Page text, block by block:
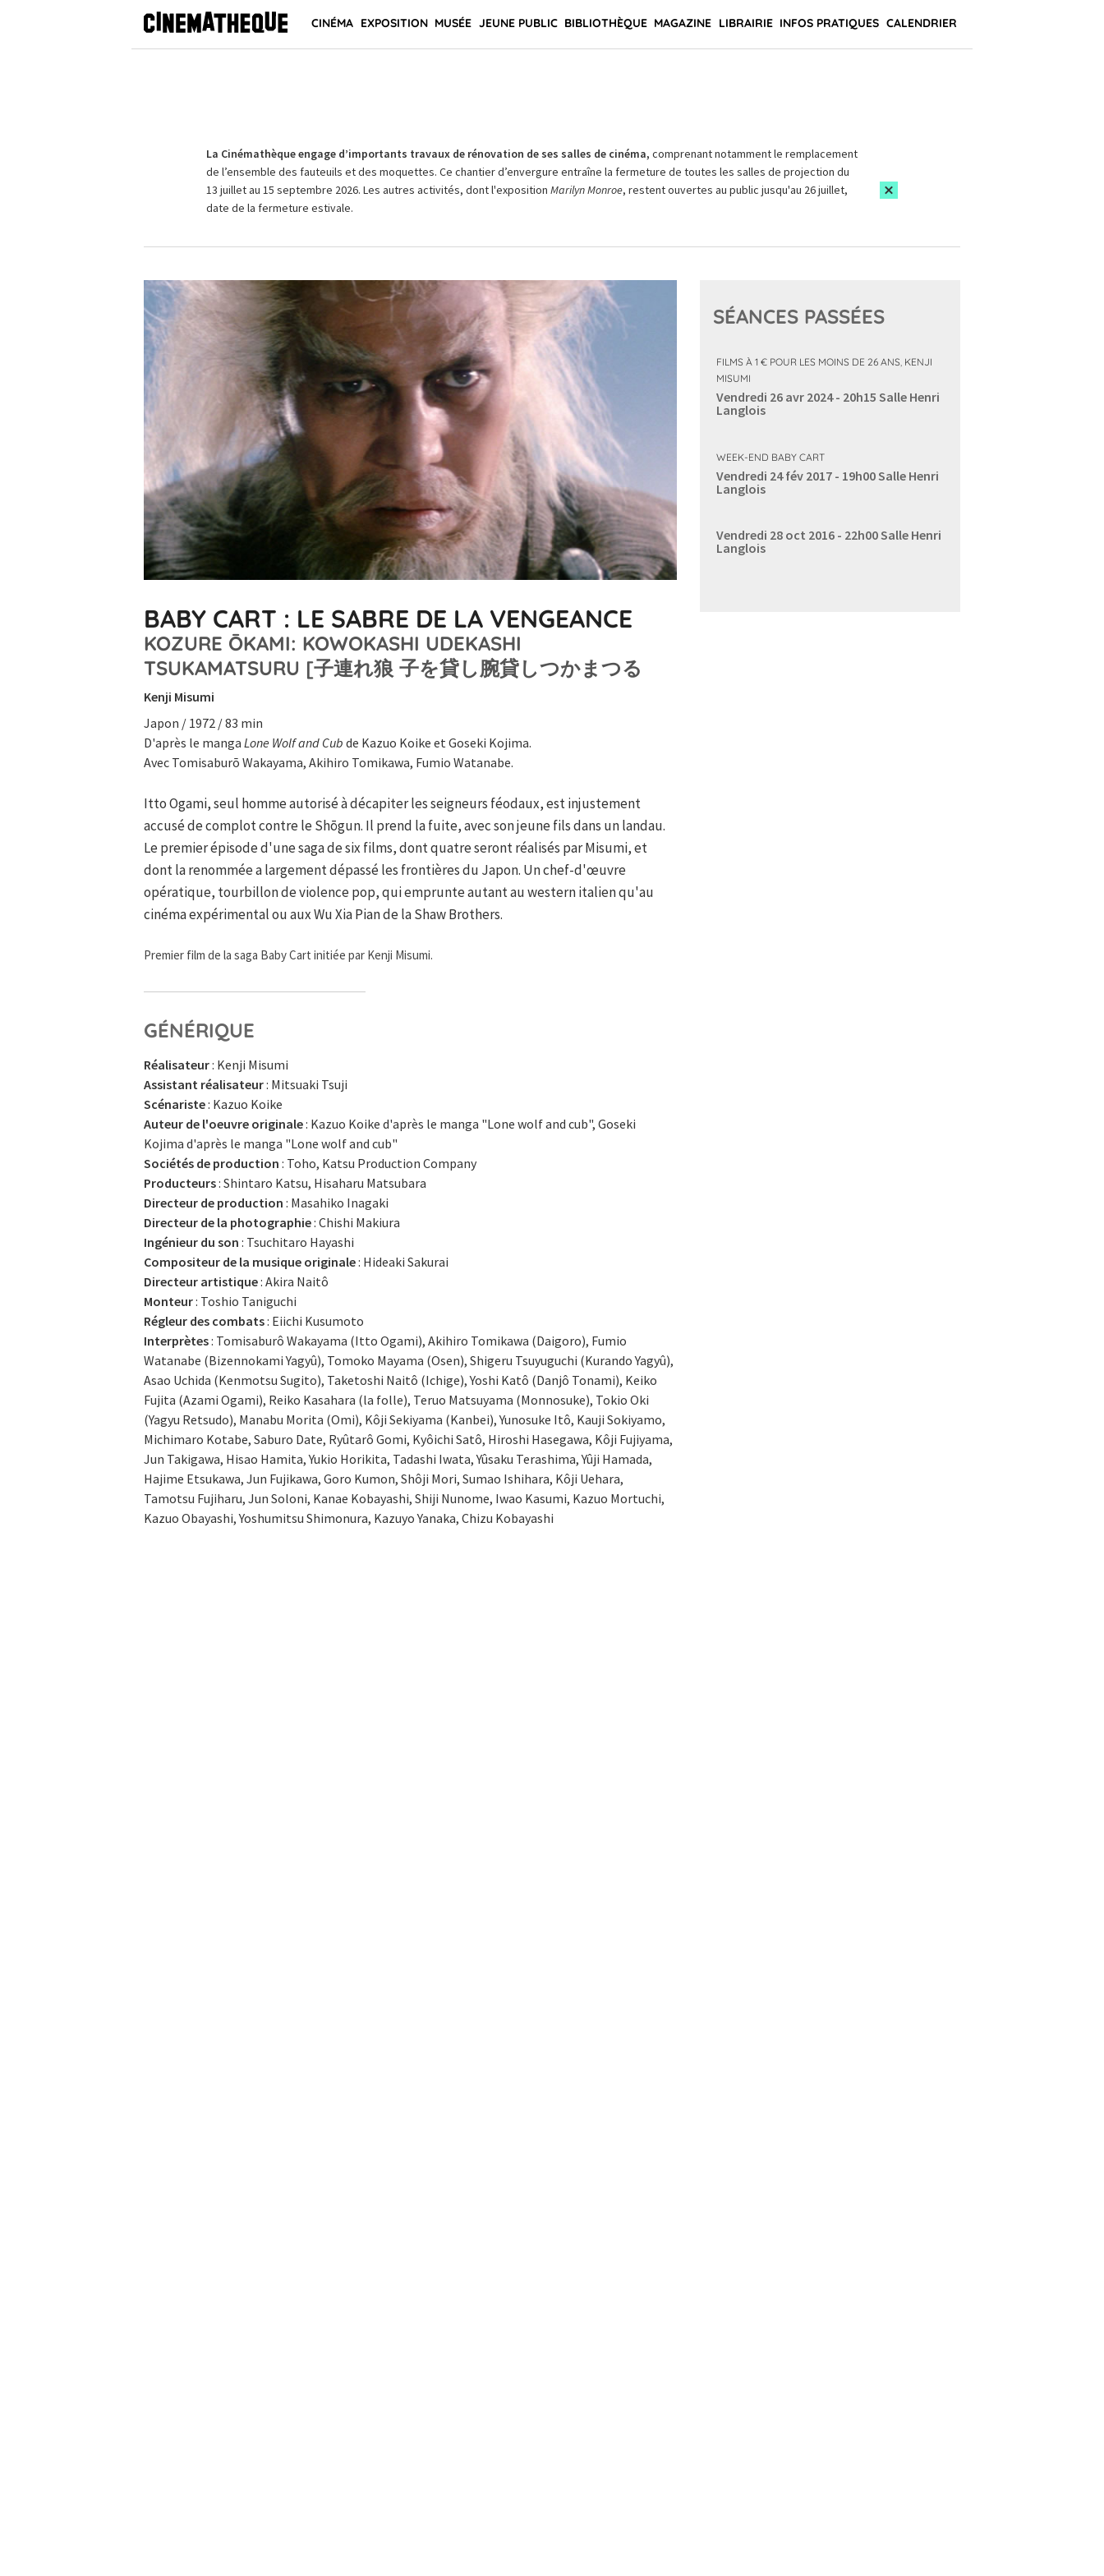
CINÉMA EXPOSITION MUSÉE JEUNE PUBLIC BIBLIOTHÈQUE MAGAZINE LIBRAIRIE INFOS PRATIQUES CALENDRIER
La Cinémathèque engage d’importants travaux de rénovation de ses salles de cinéma, comprenant notamment le remplacement
de l’ensemble des fauteuils et des moquettes. Ce chantier d’envergure entraîne la fermeture de toutes les salles de projection du
13 juillet au 15 septembre 2026. Les autres activités, dont l'exposition Marilyn Monroe, restent ouvertes au public jusqu'au 26 juillet,
date de la fermeture estivale.
BABY CART : LE SABRE DE LA VENGEANCE
KOZURE ŌKAMI: KOWOKASHI UDEKASHI
TSUKAMATSURU [子連れ狼 子を貸し腕貸しつかまつる
Kenji Misumi
Japon / 1972 / 83 min
D'après le manga Lone Wolf and Cub de Kazuo Koike et Goseki Kojima.
Avec Tomisaburō Wakayama, Akihiro Tomikawa, Fumio Watanabe.
Itto Ogami, seul homme autorisé à décapiter les seigneurs féodaux, est injustement
accusé de complot contre le Shōgun. Il prend la fuite, avec son jeune fils dans un landau.
Le premier épisode d'une saga de six films, dont quatre seront réalisés par Misumi, et
dont la renommée a largement dépassé les frontières du Japon. Un chef-d'œuvre
opératique, tourbillon de violence pop, qui emprunte autant au western italien qu'au
cinéma expérimental ou aux Wu Xia Pian de la Shaw Brothers.
Premier film de la saga Baby Cart initiée par Kenji Misumi.
GÉNÉRIQUE
Réalisateur: Kenji Misumi
Assistant réalisateur: Mitsuaki Tsuji
Scénariste: Kazuo Koike
Auteur de l'oeuvre originale: Kazuo Koike d'après le manga "Lone wolf and cub", Goseki
Kojima d'après le manga "Lone wolf and cub"
Sociétés de production : Toho, Katsu Production Company
Producteurs: Shintaro Katsu, Hisaharu Matsubara
Directeur de production : Masahiko Inagaki
Directeur de la photographie: Chishi Makiura
Ingénieur du son : Tsuchitaro Hayashi
Compositeur de la musique originale: Hideaki Sakurai
Directeur artistique: Akira Naitô
Monteur: Toshio Taniguchi
Régleur des combats: Eiichi Kusumoto
Interprètes: Tomisaburô Wakayama (Itto Ogami), Akihiro Tomikawa (Daigoro), Fumio
Watanabe (Bizennokami Yagyû), Tomoko Mayama (Osen), Shigeru Tsuyuguchi (Kurando Yagyû),
Asao Uchida (Kenmotsu Sugito), Taketoshi Naitô (Ichige), Yoshi Katô (Danjô Tonami), Keiko
Fujita (Azami Ogami), Reiko Kasahara (la folle), Teruo Matsuyama (Monnosuke), Tokio Oki
(Yagyu Retsudo), Manabu Morita (Omi), Kôji Sekiyama (Kanbei), Yunosuke Itô, Kauji Sokiyamo,
Michimaro Kotabe, Saburo Date, Ryûtarô Gomi, Kyôichi Satô, Hiroshi Hasegawa, Kôji Fujiyama,
Jun Takigawa, Hisao Hamita, Yukio Horikita, Tadashi Iwata, Yûsaku Terashima, Yûji Hamada,
Hajime Etsukawa, Jun Fujikawa, Goro Kumon, Shôji Mori, Sumao Ishihara, Kôji Uehara,
Tamotsu Fujiharu, Jun Soloni, Kanae Kobayashi, Shiji Nunome, Iwao Kasumi, Kazuo Mortuchi,
Kazuo Obayashi, Yoshumitsu Shimonura, Kazuyo Yanaka, Chizu Kobayashi
SÉANCES PASSÉES
FILMS À 1 € POUR LES MOINS DE 26 ANS, KENJI
MISUMI
Vendredi 26 avr 2024 - 20h15 Salle Henri
Langlois
WEEK-END BABY CART
Vendredi 24 fév 2017 - 19h00Salle Henri
Langlois
Vendredi 28 oct 2016 - 22h00Salle Henri
Langlois